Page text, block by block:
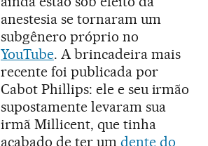
anestesia se tornaram um
subgênero próprio no
YouTube. A brincadeira mais
recente foi publicada por
Cabot Phillips: ele e seu irmão
supostamente levaram sua
irmã Millicent, que tinha
acabado de ter um dente do